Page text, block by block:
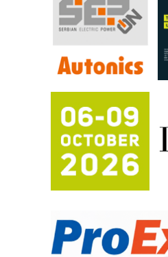
sistema
YAMADA pumpe –
Filtration Group
rešenja za filtraciju u
RILINEX kompanije
FANUC: Najbolje za
automatizaciju
Efikasno upravljanje
Automatizacija
(Shelf-Ready)
sistema
Trajna oznaka kao